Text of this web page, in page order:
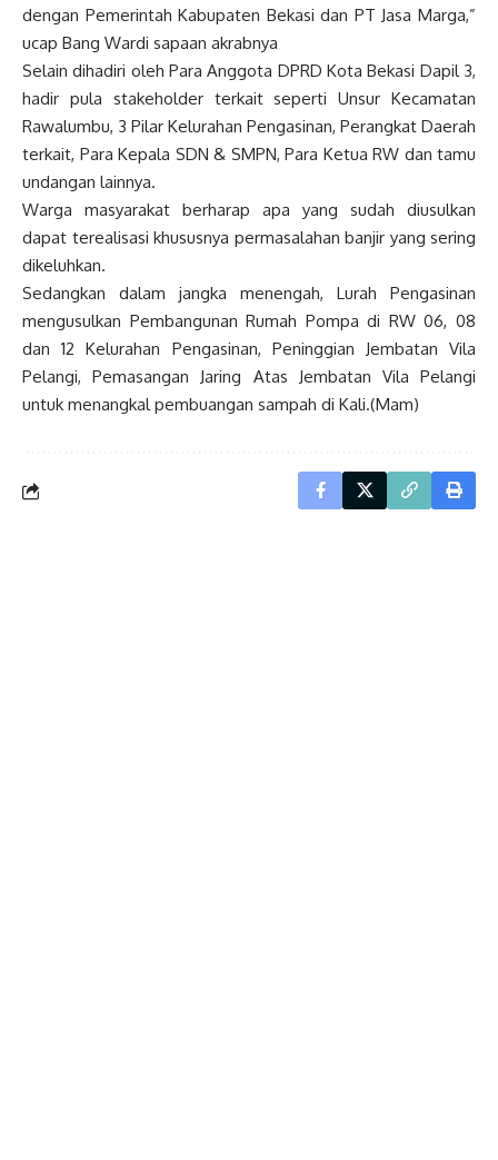
dengan Pemerintah Kabupaten Bekasi dan PT Jasa Marga,”
ucap Bang Wardi sapaan akrabnya
Selain dihadiri oleh Para Anggota DPRD Kota Bekasi Dapil 3,
hadir pula stakeholder terkait seperti Unsur Kecamatan
Rawalumbu, 3 Pilar Kelurahan Pengasinan, Perangkat Daerah
terkait, Para Kepala SDN & SMPN, Para Ketua RW dan tamu
undangan lainnya.
Warga masyarakat berharap apa yang sudah diusulkan
dapat terealisasi khususnya permasalahan banjir yang sering
dikeluhkan.
Sedangkan dalam jangka menengah, Lurah Pengasinan
mengusulkan Pembangunan Rumah Pompa di RW 06, 08
dan 12 Kelurahan Pengasinan, Peninggian Jembatan Vila
Pelangi, Pemasangan Jaring Atas Jembatan Vila Pelangi
untuk menangkal pembuangan sampah di Kali.(Mam)